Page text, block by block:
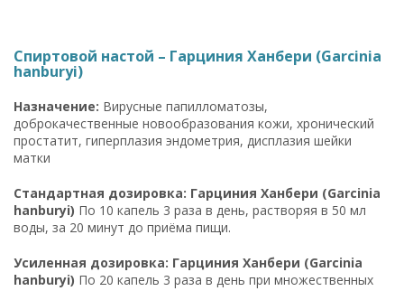
Спиртовой настой – Гарциния Ханбери (Garcinia
hanburyi)
Назначение: Вирусные папилломатозы,
доброкачественные новообразования кожи, хронический
простатит, гиперплазия эндометрия, дисплазия шейки
матки
Стандартная дозировка: Гарциния Ханбери (Garcinia
hanburyi) По 10 капель 3 раза в день, растворяя в 50 мл
воды, за 20 минут до приёма пищи.
Усиленная дозировка: Гарциния Ханбери (Garcinia
hanburyi) По 20 капель 3 раза в день при множественных